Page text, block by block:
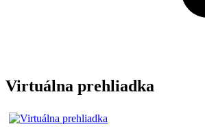
Virtuálna prehliadka